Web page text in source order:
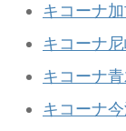
キコーナ
キコーナ
キコーナ
キコーナ